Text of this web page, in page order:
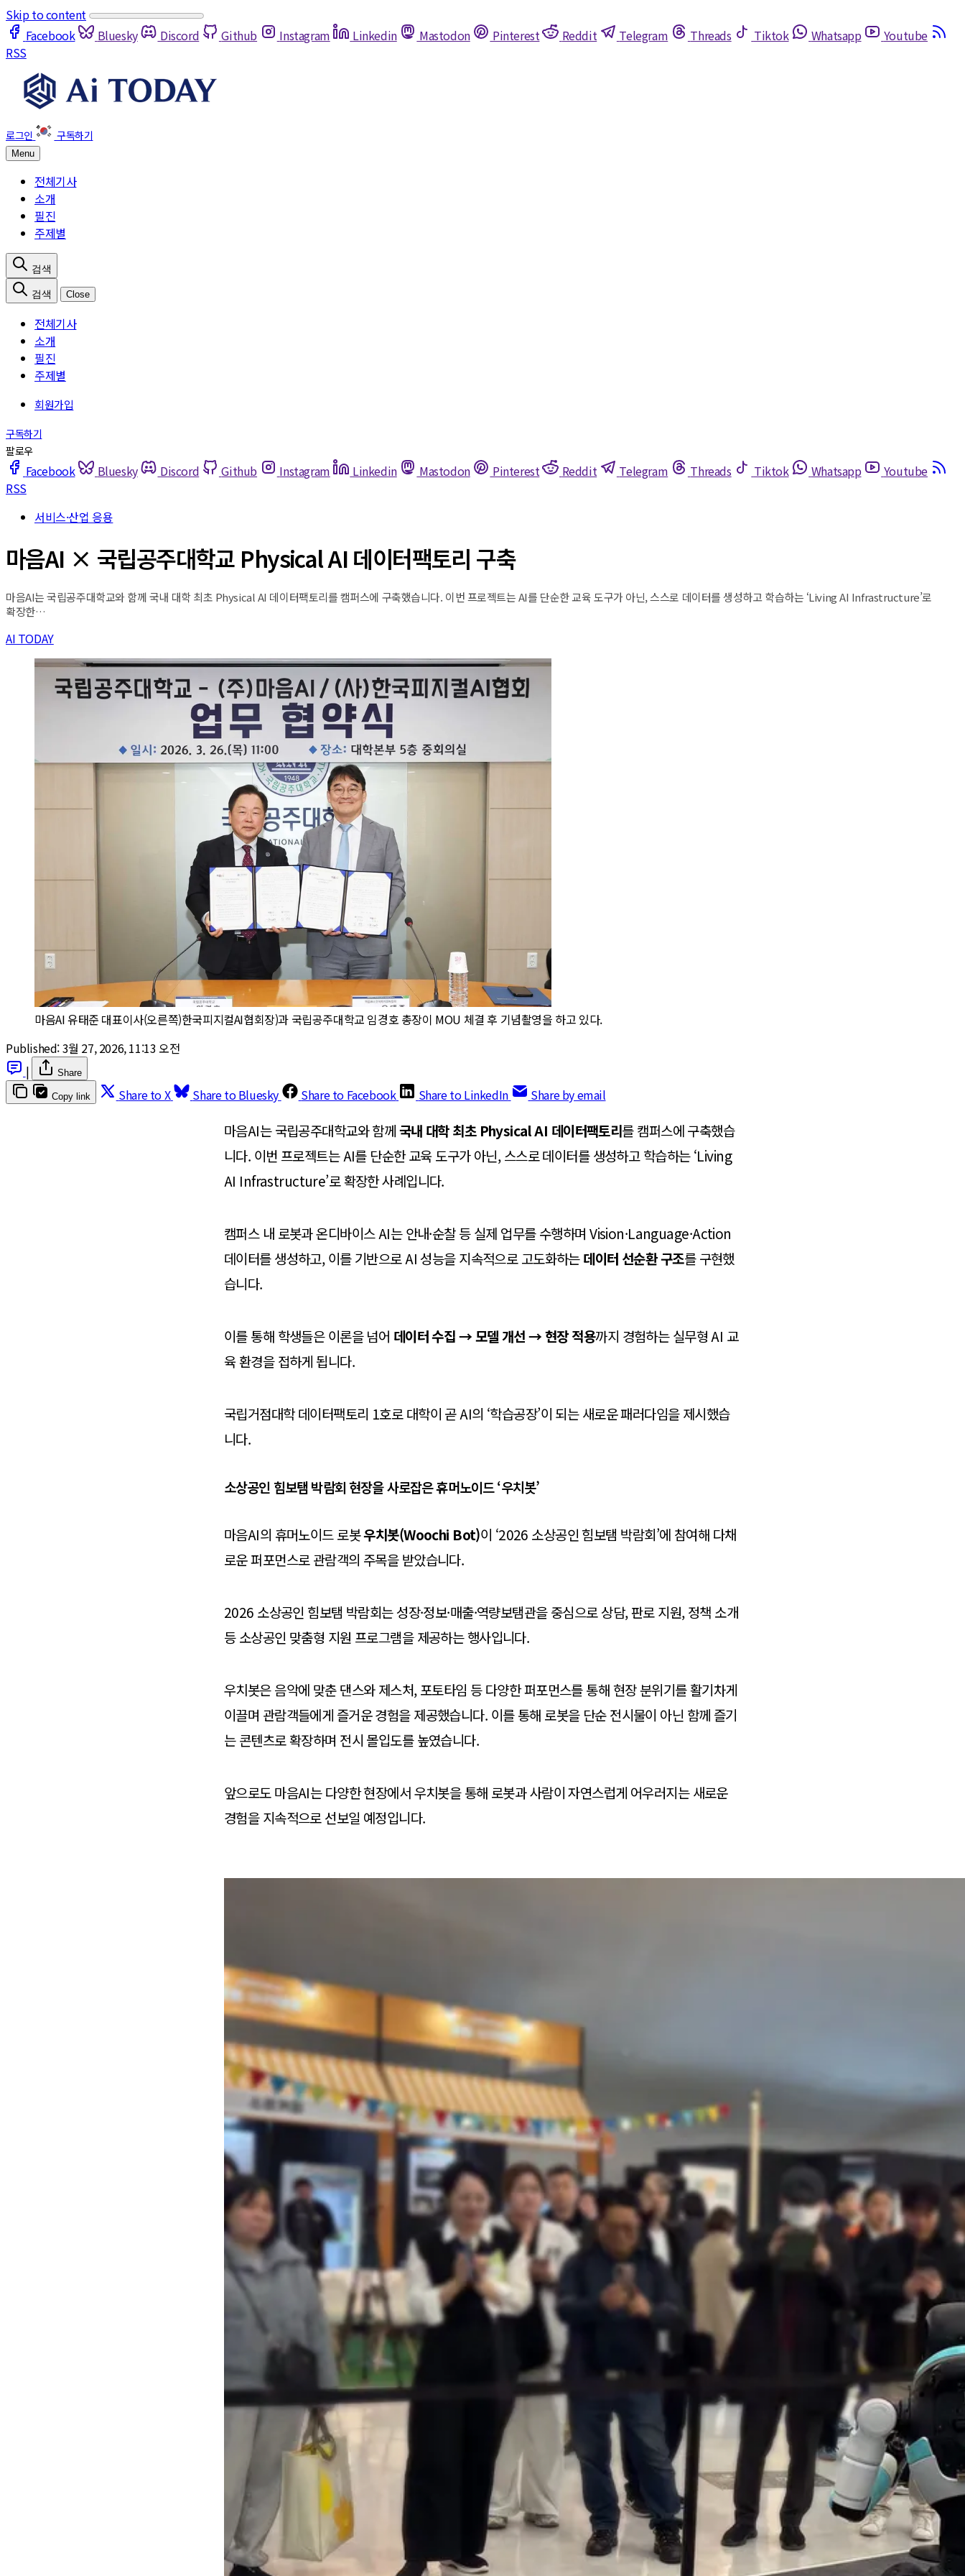
Skip to content
Facebook
Bluesky Discord Github Instagram Linkedin Mastodon Pinterest Reddit Telegram Threads Tiktok Whatsapp
Youtube
RSS
Menu
전체기사
소개
필진
주제별
Close
전체기사
소개
필진
주제별
Facebook Bluesky Discord Github Instagram Linkedin Mastodon Pinterest Reddit Telegram Threads Tiktok Whatsapp
Youtube
RSS
서비스·산업 응용
마음AI × 국립공주대학교 Physical AI 데이터팩토리 구축
마음AI는 국립공주대학교와 함께 국내 대학 최초 Physical AI 데이터팩토리를 캠퍼스에 구축했습니다. 이번 프로젝트는 AI를 단순한 교육 도구가 아닌, 스스로 데이터를 생성하고 학습하는 ‘Living AI Infrastructure’로
확장한…
AI TODAY
마음AI 유태준 대표이사(오른쪽)한국피지컬AI협회장)과 국립공주대학교 임경호 총장이 MOU 체결 후 기념촬영을 하고 있다.
Published:3월 27, 2026, 11:13 오전
|
Share
Copy link Share to X Share to Bluesky Share to Facebook Share to LinkedIn Share by email
마음AI는 국립공주대학교와 함께국내 대학 최초 Physical AI 데이터팩토리를 캠퍼스에 구축했습
니다. 이번 프로젝트는 AI를 단순한 교육 도구가 아닌, 스스로 데이터를 생성하고 학습하는 ‘Living
AI Infrastructure’로 확장한 사례입니다.
캠퍼스 내 로봇과 온디바이스 AI는 안내·순찰 등 실제 업무를 수행하며 Vision·Language·Action
데이터를 생성하고, 이를 기반으로 AI 성능을 지속적으로 고도화하는데이터 선순환 구조를 구현했
습니다.
이를 통해 학생들은 이론을 넘어 데이터 수집 → 모델 개선 → 현장 적용까지 경험하는 실무형 AI 교
육 환경을 접하게 됩니다.
국립거점대학 데이터팩토리 1호로 대학이 곧 AI의 ‘학습공장’이 되는 새로운 패러다임을 제시했습
니다.
소상공인 힘보탬 박람회 현장을 사로잡은 휴머노이드 ‘우치봇’
마음AI의 휴머노이드 로봇우치봇(Woochi Bot)이 ‘2026 소상공인 힘보탬 박람회’에 참여해 다채
로운 퍼포먼스로 관람객의 주목을 받았습니다.
2026 소상공인 힘보탬 박람회는 성장·정보·매출·역량보탬관을 중심으로 상담, 판로 지원, 정책 소개
등 소상공인 맞춤형 지원 프로그램을 제공하는 행사입니다.
우치봇은 음악에 맞춘 댄스와 제스처, 포토타임 등 다양한 퍼포먼스를 통해 현장 분위기를 활기차게
이끌며 관람객들에게 즐거운 경험을 제공했습니다. 이를 통해 로봇을 단순 전시물이 아닌 함께 즐기
는 콘텐츠로 확장하며 전시 몰입도를 높였습니다.
앞으로도 마음AI는 다양한 현장에서 우치봇을 통해 로봇과 사람이 자연스럽게 어우러지는 새로운
경험을 지속적으로 선보일 예정입니다.